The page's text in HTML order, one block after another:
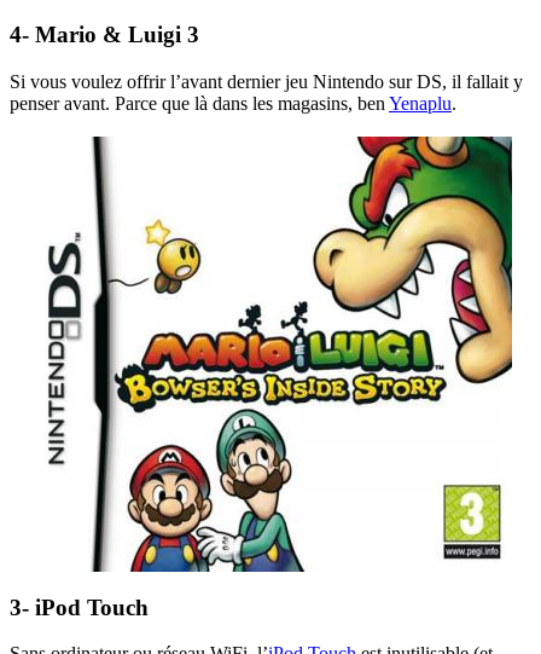
4- Mario & Luigi 3
Si vous voulez offrir l’avant dernier jeu Nintendo sur DS, il fallait y
penser avant. Parce que là dans les magasins, ben Yenaplu.
3- iPod Touch